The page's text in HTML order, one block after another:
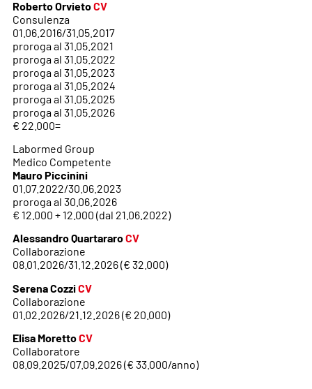
Roberto OrvietoCV
Consulenza
01.06.2016/31.05.2017
proroga al 31.05.2021
proroga al 31.05.2022
proroga al 31.05.2023
proroga al 31.05.2024
proroga al 31.05.2025
proroga al 31.05.2026
€ 22.000=
Labormed Group
Medico Competente
Mauro Piccinini
01.07.2022/30.06.2023
proroga al 30.06.2026
€ 12.000 + 12.000 (dal 21.06.2022)
Alessandro QuartararoCV
Collaborazione
08.01.2026/31.12.2026 (€ 32.000)
Serena CozziCV
Collaborazione
01.02.2026/21.12.2026 (€ 20.000)
Elisa MorettoCV
Collaboratore
08.09.2025/07.09.2026 (€ 33.000/anno)